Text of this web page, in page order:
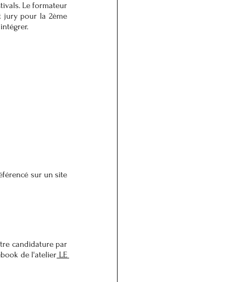
Le formateur
jury pour la 2ème
sur un site
candidature par
de l'atelier LE